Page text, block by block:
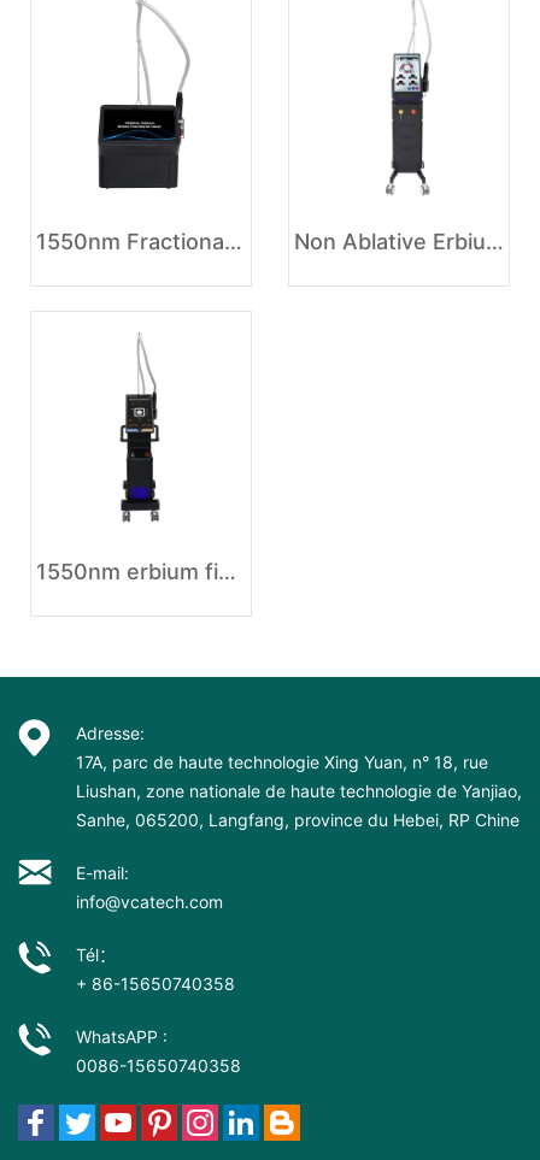
1550nm Fractional Erbium Glass Laser Skin Rejuvenation Machine Non Ablative Erbium Laser Fractional 1550nm Skin Resurfacing
1550nm erbium fiber fractional laser beauty machine for skin rejuvenation
Adresse:
17A, parc de haute technologie Xing Yuan, n° 18, rue
Liushan, zone nationale de haute technologie de Yanjiao,
Sanhe, 065200, Langfang, province du Hebei, RP Chine
E-mail:
info@vcatech.com
Tél：
+ 86-15650740358
WhatsAPP :
0086-15650740358